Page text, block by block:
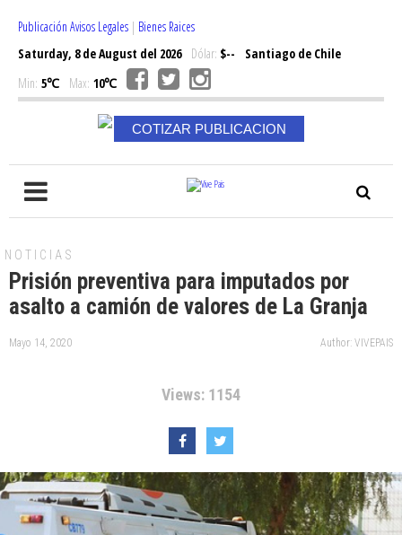
Publicación Avisos Legales | Bienes Raices
Saturday, 8 de August del 2026Dólar: $--
Santiago de Chile
Min: 5℃ Max: 10℃
COTIZAR PUBLICACION
NOTICIAS
Prisión preventiva para imputados por
asalto a camión de valores de La Granja
Mayo 14, 2020 Author: VIVEPAIS
Views: 1154